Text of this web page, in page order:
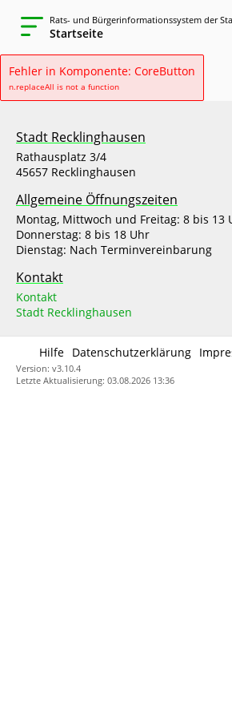
Rats- und Bürgerinformationssystem der
Startseite
Fehler in Komponente: CoreButton
n.replaceAll is not a function
Stadt Recklinghausen
Rathausplatz 3/4
45657 Recklinghausen
Allgemeine Öffnungszeiten
Montag, Mittwoch und Freitag: 8 bis 13
Donnerstag: 8 bis 18 Uhr
Dienstag: Nach Terminvereinbarung
Kontakt
Kontakt
Stadt Recklinghausen
Hilfe Datenschutzerklärung
Version: v3.10.4
Letzte Aktualisierung: 03.08.2026 13:36